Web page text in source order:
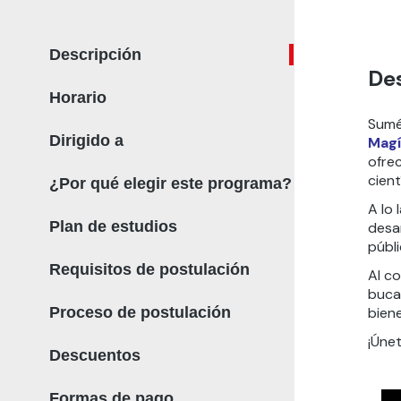
Descripción
Horario
Dirigido a
¿Por qué elegir este programa?
Plan de estudios
Requisitos de postulación
Proceso de postulación
Descuentos
A lo
Al